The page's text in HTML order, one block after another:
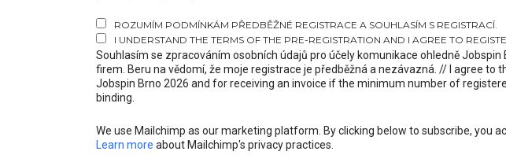
ROZUMÍM PODMÍNKÁM PŘEDBĚŽNÉ REGISTRACE A SOUHLASÍM S REGISTRACÍ.
I UNDERSTAND THE TERMS OF THE PRE-REGISTRATION AND I AGREE TO
Souhlasím se zpracováním osobních údajů pro účely komunikace ohledně
firem. Beru na vědomí, že moje registrace je předběžná a nezávazná. // I agree
Jobspin Brno 2026 and for receiving an invoice if the minimum number of
binding.
We use Mailchimp as our marketing platform. By clicking below to subscribe,
Learn more about Mailchimp's privacy practices.